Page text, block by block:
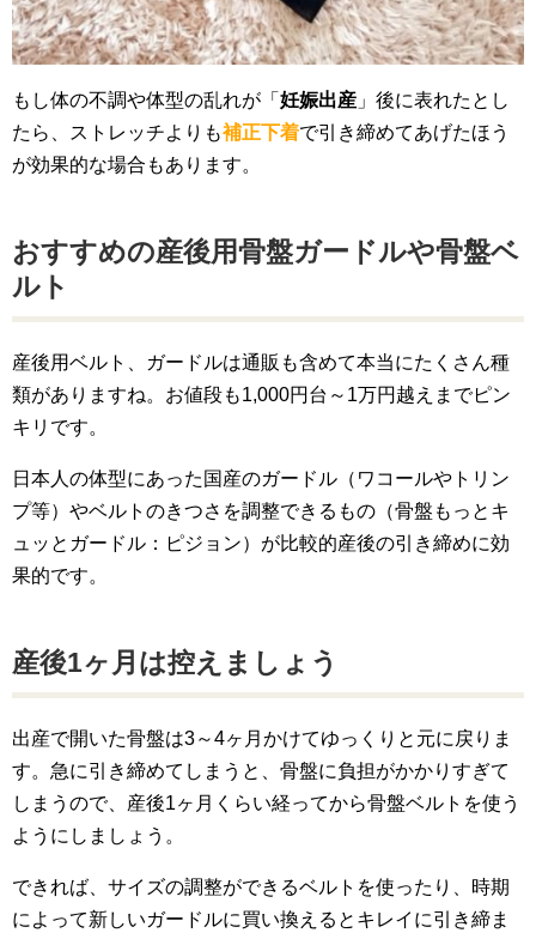
もし体の不調や体型の乱れが「 妊娠出産 」後に表れたとし
たら、ストレッチよりも補正下着で引き締めてあげたほう
が効果的な場合もあります。
おすすめの産後用骨盤ガードルや骨盤ベ
ルト
産後用ベルト、ガードルは通販も含めて本当にたくさん種
類がありますね。お値段も1,000円台～1万円越えまでピン
キリです。
日本人の体型にあった国産のガードル（ワコールやトリン
プ等）やベルトのきつさを調整できるもの（骨盤もっとキ
ュッとガードル：ピジョン）が比較的産後の引き締めに効
果的です。
産後1ヶ月は控えましょう
出産で開いた骨盤は3～4ヶ月かけてゆっくりと元に戻りま
す。急に引き締めてしまうと、骨盤に負担がかかりすぎて
しまうので、産後1ヶ月くらい経ってから骨盤ベルトを使う
ようにしましょう。
できれば、サイズの調整ができるベルトを使ったり、時期
によって新しいガードルに買い換えるとキレイに引き締ま